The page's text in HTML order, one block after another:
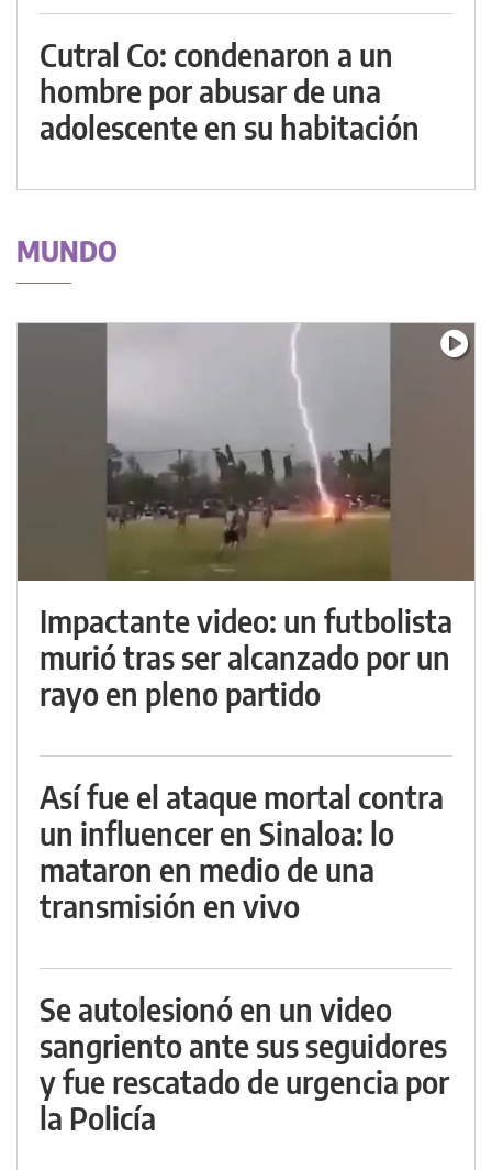
Cutral Co: condenaron a un
hombre por abusar de una
adolescente en su habitación
MUNDO
Impactante video: un futbolista
murió tras ser alcanzado por un
rayo en pleno partido
Así fue el ataque mortal contra
un influencer en Sinaloa: lo
mataron en medio de una
transmisión en vivo
Se autolesionó en un video
sangriento ante sus seguidores
y fue rescatado de urgencia por
la Policía